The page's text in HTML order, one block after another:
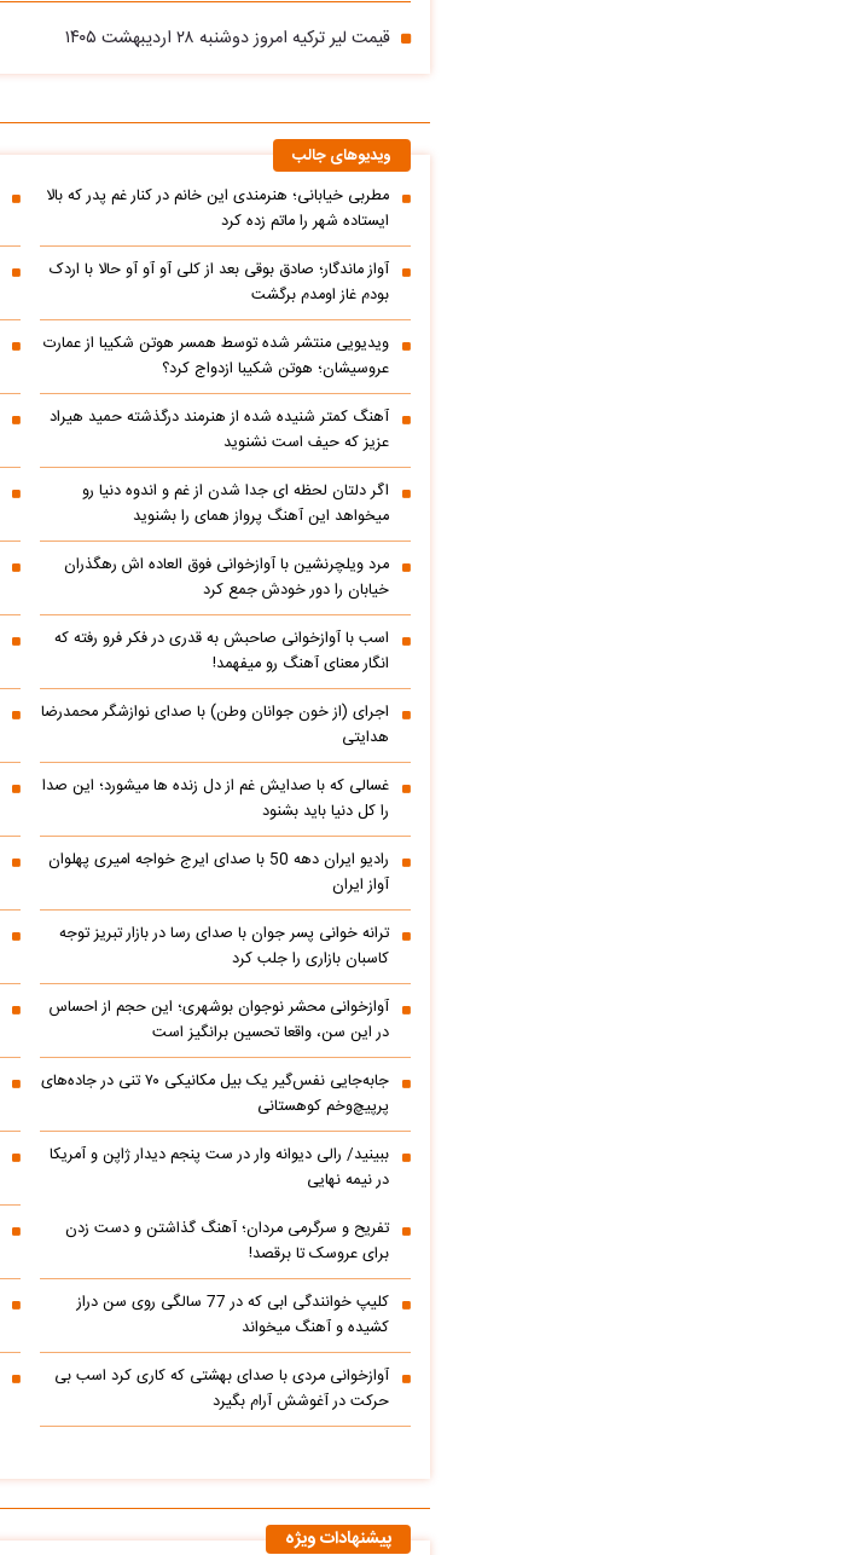
قیمت لیر ترکیه امروز دوشنبه ۲۸ اردیبهشت ۱۴۰۵
ویدیوهای جالب
مطربی خیابانی؛ هنرمندی این خانم در کنار غم پدر که بالا
ایستاده شهر را ماتم زده کرد
آواز ماندگار؛ صادق بوقی بعد از کلی آو آو آو حالا با اردک
بودم غاز اومدم برگشت
ویدیویی منتشر شده توسط همسر هوتن شکیبا از عمارت
عروسیشان؛ هوتن شکیبا ازدواج کرد؟
آهنگ کمتر شنیده شده از هنرمند درگذشته حمید هیراد
عزیز که حیف است نشنوید
اگر دلتان لحظه ای جدا شدن از غم و اندوه دنیا رو
میخواهد این آهنگ پرواز همای را بشنوید
مرد ویلچرنشین با آوازخوانی فوق العاده اش رهگذران
خیابان را دور خودش جمع کرد
اسب با آوازخوانی صاحبش به قدری در فکر فرو رفته که
انگار معنای آهنگ رو میفهمد!
اجرای (از خون جوانان وطن) با صدای نوازشگر محمدرضا
هدایتی
غسالی که با صدایش غم از دل زنده ها میشورد؛ این صدا
را کل دنیا باید بشنود
رادیو ایران دهه 50 با صدای ایرج خواجه امیری پهلوان
آواز ایران
ترانه خوانی پسر جوان با صدای رسا در بازار تبریز توجه
کاسبان بازاری را جلب کرد
آوازخوانی محشر نوجوان بوشهری؛ این حجم از احساس
در این سن، واقعا تحسین‌ برانگیز است
جابه‌جایی نفس‌گیر یک بیل مکانیکی ۷۰ تنی در جاده‌های
پرپیچ‌وخم کوهستانی
ببینید/ رالی دیوانه وار در ست پنجم دیدار ژاپن و آمریکا
در نیمه نهایی
تفریح و سرگرمی مردان؛ آهنگ گذاشتن و دست زدن
برای عروسک تا برقصد!
کلیپ خوانندگی ابی که در 77 سالگی روی سن دراز
کشیده و آهنگ میخواند
آوازخوانی مردی با صدای بهشتی که کاری کرد اسب بی
حرکت در آغوشش آرام بگیرد
پیشنهادات ویژه